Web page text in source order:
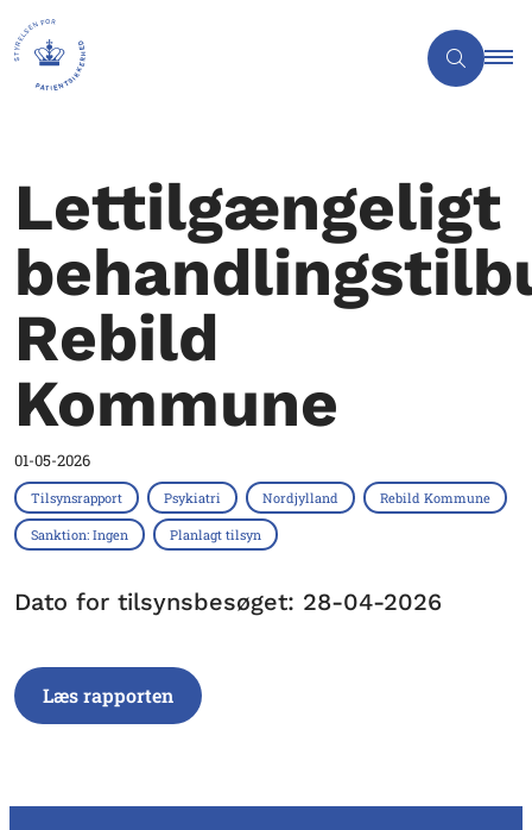
Lettilgængeligt
Rebild
Kommune
01-05-2026
Tilsynsrapport Psykiatri Nordjylland Rebild Kommune
Sanktion: Ingen Planlagt tilsyn
Dato for tilsynsbesøget: 28-04-2026
Læs rapporten